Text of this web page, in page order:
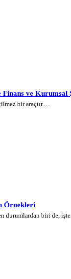
ve
bir araçtır.…
Örnekleri
durumlardan biri de,